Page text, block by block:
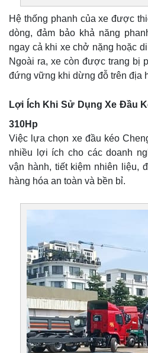
Hệ thống phanh của xe được
dòng, đảm bảo khả năng
ngay cả khi xe chở nặng hoặc
Ngoài ra, xe còn được trang bị
đứng vững khi dừng đỗ trên địa
Lợi Ích Khi Sử Dụng Xe Đầu
310Hp
Việc lựa chọn xe đầu kéo
nhiều lợi ích cho các doanh
vận hành, tiết kiệm nhiên liệu,
hàng hóa an toàn và bền bỉ.